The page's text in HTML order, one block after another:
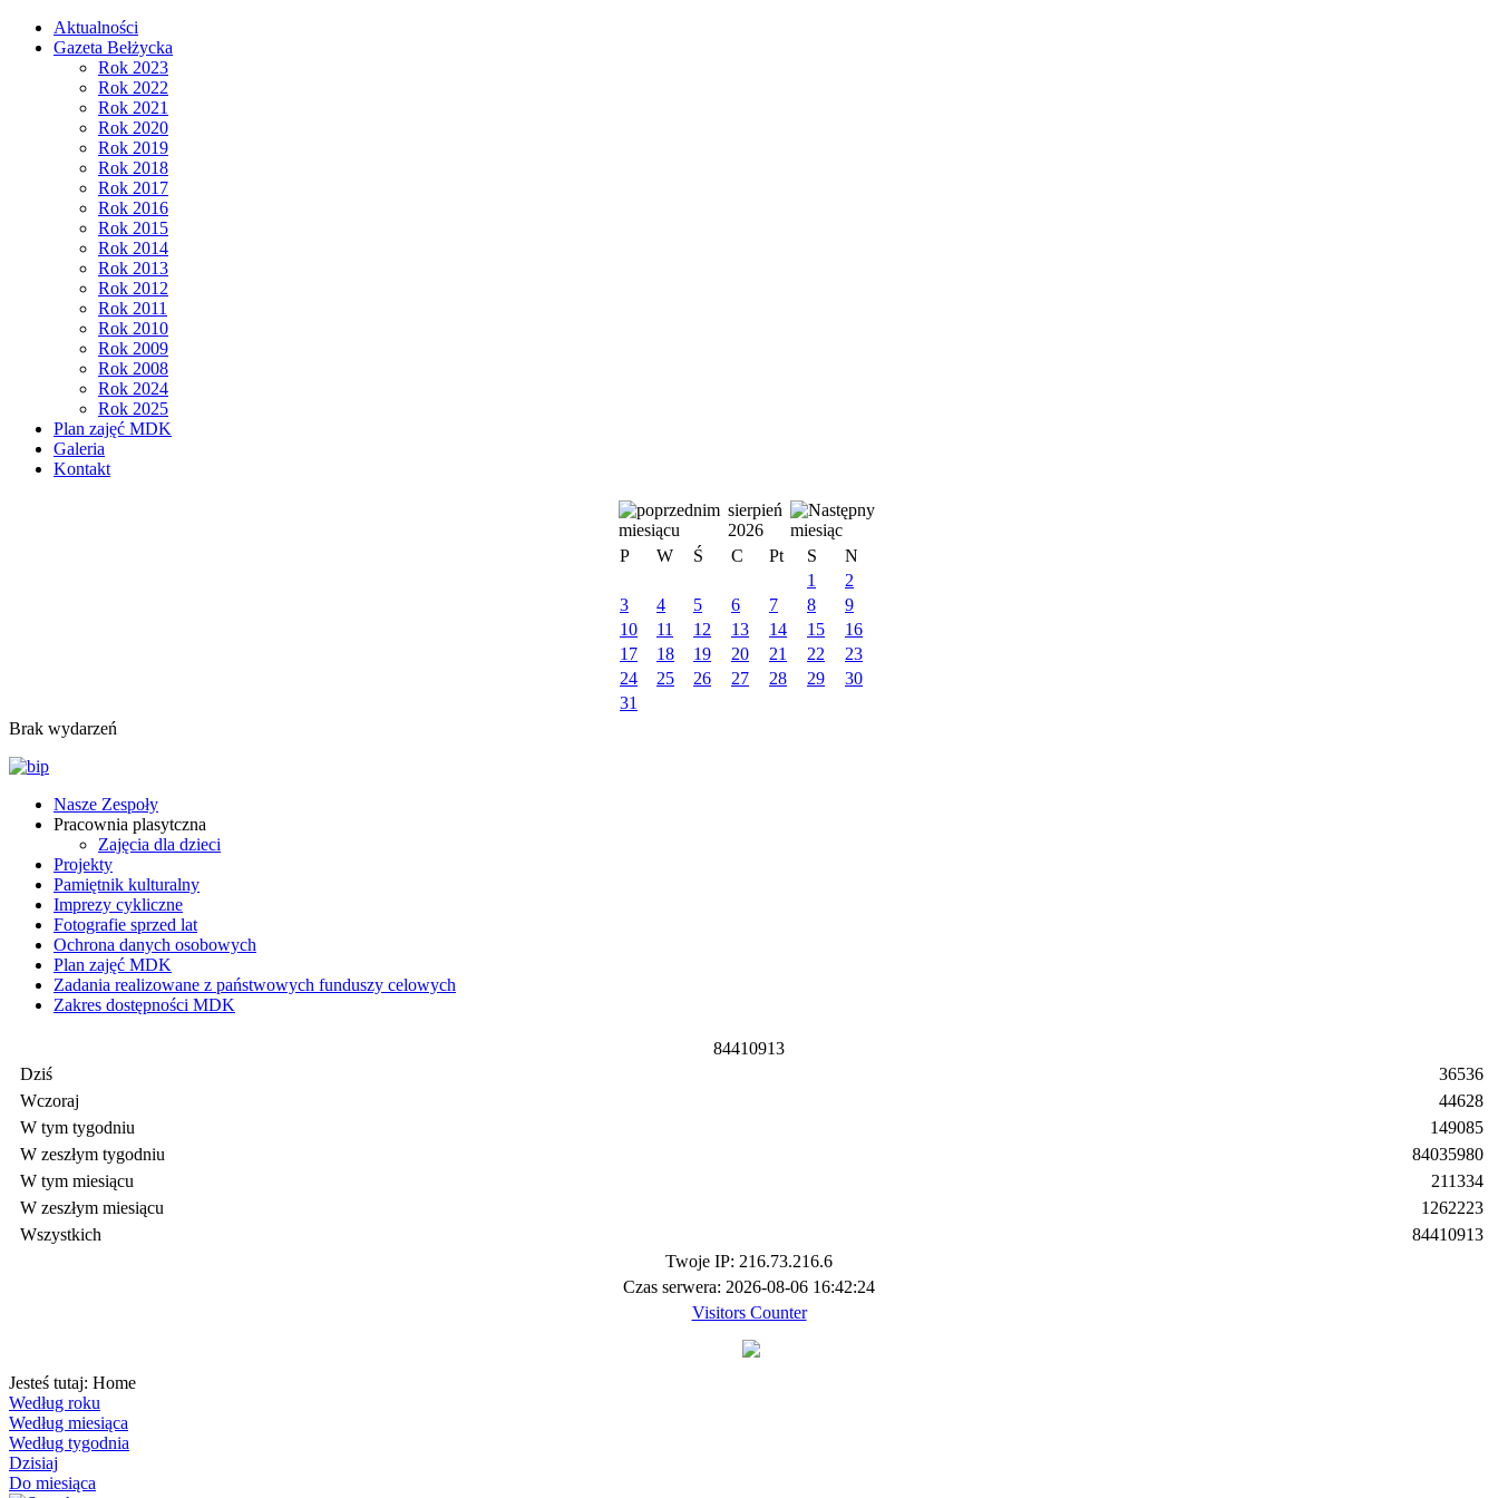
Aktualności
Gazeta Bełżycka
Rok 2023
Rok 2022
Rok 2021
Rok 2020
Rok 2019
Rok 2018
Rok 2017
Rok 2016
Rok 2015
Rok 2014
Rok 2013
Rok 2012
Rok 2011
Rok 2010
Rok 2009
Rok 2008
Rok 2024
Rok 2025
Plan zajęć MDK
Galeria
Kontakt
sierpień
2026
P
W Ś C Pt S
N
1
2
3
4 5 6 7 8
9
10
11 12 13 14 15
16
17
18 19 20 21 22
23
24
25 26 27 28 29
30
31
Brak wydarzeń
Nasze Zespoły
Pracownia plasytczna
Zajęcia dla dzieci
Projekty
Pamiętnik kulturalny
Imprezy cykliczne
Fotografie sprzed lat
Ochrona danych osobowych
Plan zajęć MDK
Zadania realizowane z państwowych funduszy celowych
Zakres dostępności MDK
84410913
Dziś
Wczoraj
W tym tygodniu
W zeszłym tygodniu
W tym miesiącu
W zeszłym miesiącu
Wszystkich
36536
44628
149085
84035980
211334
1262223
84410913
Twoje IP: 216.73.216.6
Czas serwera: 2026-08-06 16:42:24
Visitors Counter
Jesteś tutaj: Home
Według roku
Według miesiąca
Według tygodnia
Dzisiaj
Do miesiąca